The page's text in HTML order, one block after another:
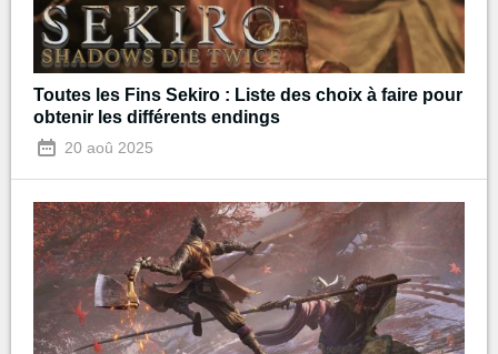
Toutes les Fins Sekiro : Liste des choix à faire pour
obtenir les différents endings
20 aoû 2025